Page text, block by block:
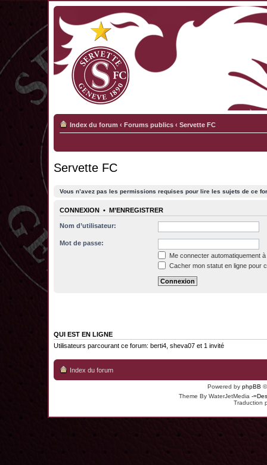
Index du forum ‹ Forums publics ‹ Servette FC
Servette FC
Vous n’avez pas les permissions requises pour lire les sujets de ce
CONNEXION • M’ENREGISTRER
Nom d’utilisateur:
Mot de passe:
Me connecter automatiquement
Cacher mon statut en ligne pour
QUI EST EN LIGNE
Utilisateurs parcourant ce forum: berti4 sheva07 et 1 invité
Index du forum
Powered by phpBB
Theme By WaterJetMedia -
Traduction